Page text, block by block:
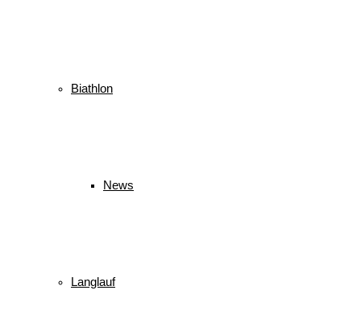
Biathlon
News
Langlauf